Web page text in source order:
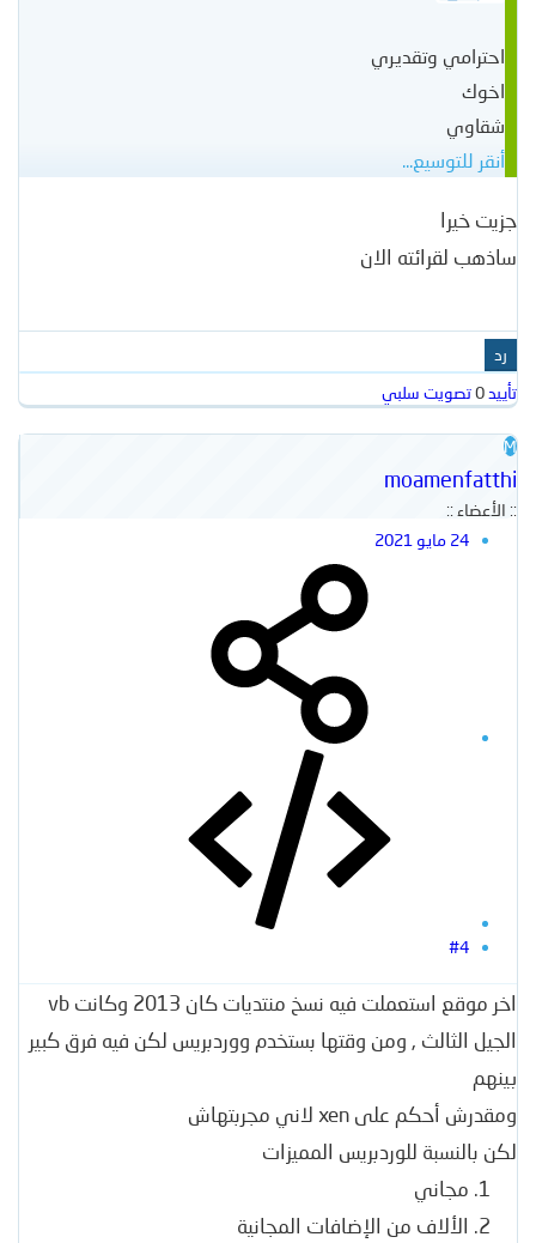
احترامي وتقديري
اخوك
شقاوي
أنقر للتوسيع...
جزيت خيرا
ساذهب لقرائته الان
رد
تأييد 0تصويت سلبي
M
moamenfatthi
:: الأعضاء ::
24 مايو 2021
#4
اخر موقع استعملت فيه نسخ منتديات كان 2013 وكانت vb
الجيل الثالث , ومن وقتها بستخدم ووردبريس لكن فيه فرق كبير
بينهم
ومقدرش أحكم على xen لاني مجربتهاش
لكن بالنسبة للوردبريس المميزات
مجاني
الألاف من الإضافات المجانية